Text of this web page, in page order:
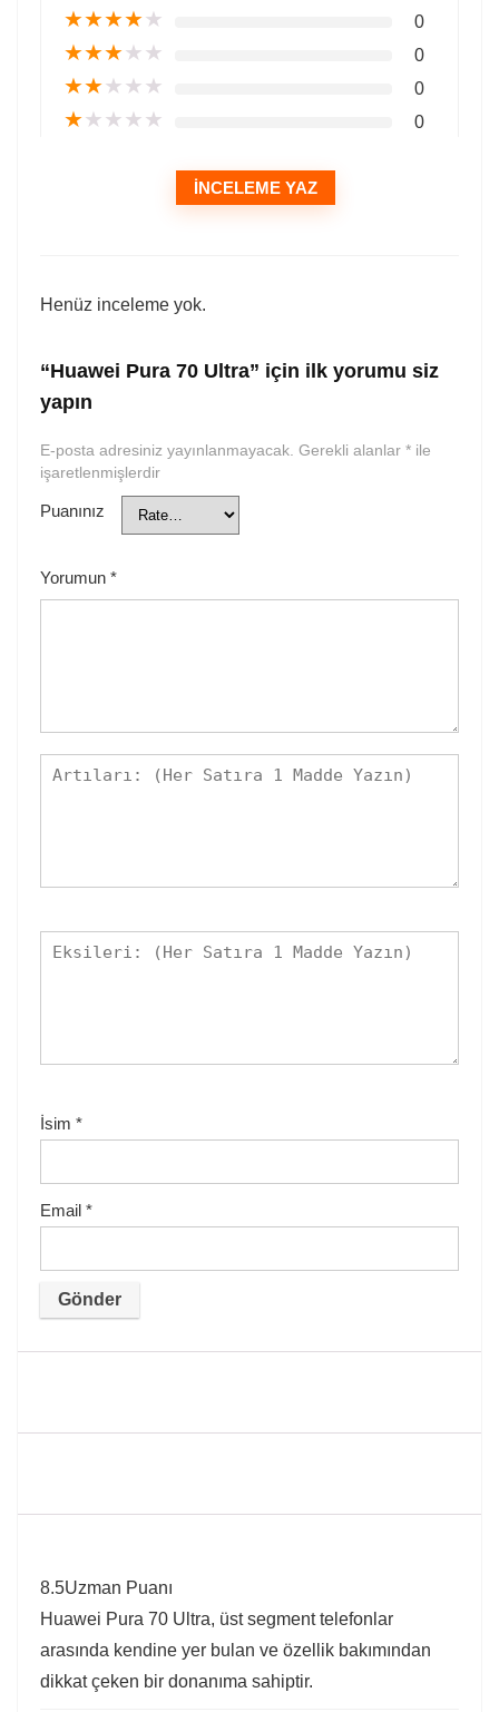
★★★★★ 0
★★★★★ 0
★★★★★ 0
★★★★★ 0
İNCELEME YAZ
Henüz inceleme yok.
“Huawei Pura 70 Ultra” için ilk yorumu siz
yapın
E-posta adresiniz yayınlanmayacak. Gerekli alanlar * ile
işaretlenmişlerdir
Puanınız
Yorumun *
İsim *
Email *
8.5Uzman Puanı
Huawei Pura 70 Ultra, üst segment telefonlar
arasında kendine yer bulan ve özellik bakımından
dikkat çeken bir donanıma sahiptir.